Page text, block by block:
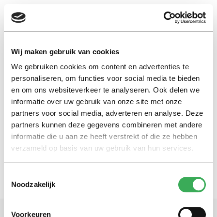
Wij maken gebruik van cookies
We gebruiken cookies om content en advertenties te
personaliseren, om functies voor social media te bieden
en om ons websiteverkeer te analyseren. Ook delen we
informatie over uw gebruik van onze site met onze
partners voor social media, adverteren en analyse. Deze
partners kunnen deze gegevens combineren met andere
informatie die u aan ze heeft verstrekt of die ze hebben
verzameld op basis van uw gebruik van hun services.
Noodzakelijk
Voorkeuren
EN
Debatable
Nieuws
Debat over Facebook tijdens
eerste editie Debatable
25 april 2018